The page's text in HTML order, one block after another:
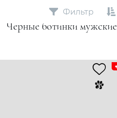
Черные ботинки мужские
Фильтр